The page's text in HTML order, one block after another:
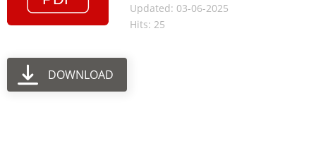
Updated: 03-06-2025
Hits: 25
DOWNLOAD